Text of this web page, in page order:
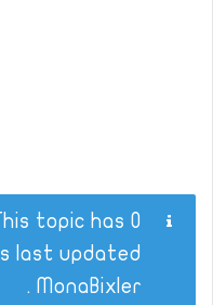
last updated
MonaBixler
.